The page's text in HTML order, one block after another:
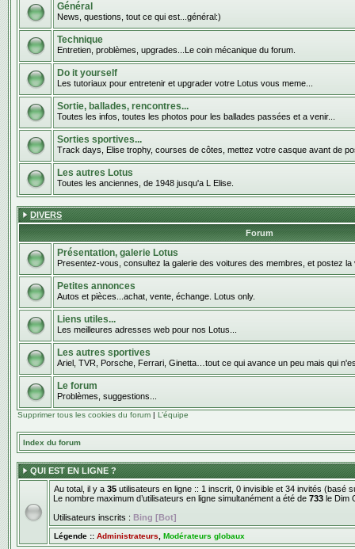
Général
News, questions, tout ce qui est...général:)
Technique
Entretien, problèmes, upgrades...Le coin mécanique du forum.
Do it yourself
Les tutoriaux pour entretenir et upgrader votre Lotus vous meme...
Sortie, ballades, rencontres...
Toutes les infos, toutes les photos pour les ballades passées et a venir...
Sorties sportives...
Track days, Elise trophy, courses de côtes, mettez votre casque avant de
Les autres Lotus
Toutes les anciennes, de 1948 jusqu'a L Elise.
DIVERS
Forum
Présentation, galerie Lotus
Presentez-vous, consultez la galerie des voitures des membres, et postez la
Petites annonces
Autos et pièces...achat, vente, échange. Lotus only.
Liens utiles...
Les meilleures adresses web pour nos Lotus...
Les autres sportives
Ariel, TVR, Porsche, Ferrari, Ginetta…tout ce qui avance un peu mais qui
Le forum
Problèmes, suggestions...
Supprimer tous les cookies du forum | L’équipe
Index du forum
QUI EST EN LIGNE ?
Au total, il y a 35 utilisateurs en ligne :: 1 inscrit, 0 invisible et 34 invités (basé
Le nombre maximum d’utilisateurs en ligne simultanément a été de 733 le Dim
Utilisateurs inscrits : Bing [Bot]
Légende :: Administrateurs Modérateurs globaux